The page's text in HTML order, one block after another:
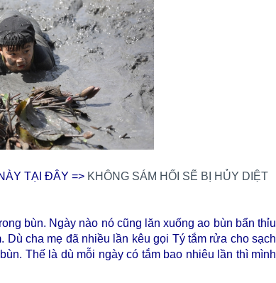
TẠI ĐÂY => KHÔNG SÁM HỐI SẼ BỊ HỦY DIỆT
bùn. Ngày nào nó cũng lăn xuống ao bùn bẩn thỉu
cha mẹ đã nhiều lần kêu gọi Tý tắm rửa cho sạch
Thế là dù mỗi ngày có tắm bao nhiêu lần thì mình